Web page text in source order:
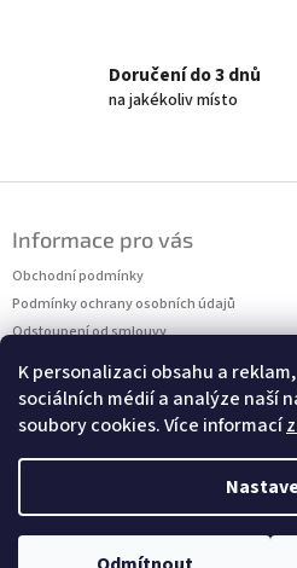
K personalizaci obsahu a
sociálních médií a analýze naší
soubory cookies. Více informací
Doručení do 3 dnů
na jakékoliv místo
í
Informace pro vás
Obchodní podmínky
Podmínky ochrany osobních údajů
Odstoupení od smlouvy
Kontakt
Milan Antropius
Vytvořil ShoptetCopyright 2026